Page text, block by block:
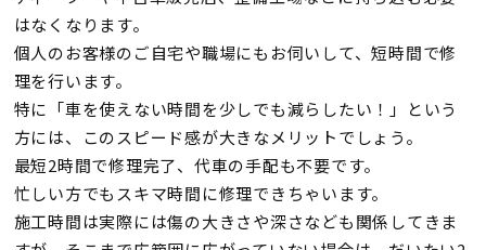
はなくなります。
個人のお客様のご自宅や職場にもお伺いして、短時間で修
理を行います。
特に「車を使えない時間を少しでも減らしたい！」という
方には、このスピード感が大きなメリットでしょう。
最短2時間で修理完了、代車の手配も不要です。
忙しい方でもスキマ時間に修理できちゃいます。
施工時間は実際には傷の大きさや深さなども関係してきま